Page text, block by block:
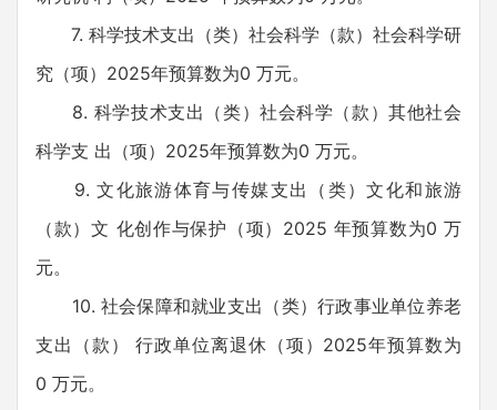
7. 科学技术支出（类）社会科学（款）社会科学研
究（项）2025年预算数为0 万元。
8. 科学技术支出（类）社会科学（款）其他社会
科学支 出（项）2025年预算数为0 万元。
9. 文化旅游体育与传媒支出（类）文化和旅游
（款）文 化创作与保护（项）2025 年预算数为0 万
元。
10. 社会保障和就业支出（类）行政事业单位养老
支出（款） 行政单位离退休（项）2025年预算数为
0 万元。